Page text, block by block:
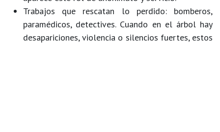
Trabajos que rescatan lo perdido: bomberos,
paramédicos, detectives. Cuando en el árbol hay
desapariciones, violencia o silencios fuertes, estos